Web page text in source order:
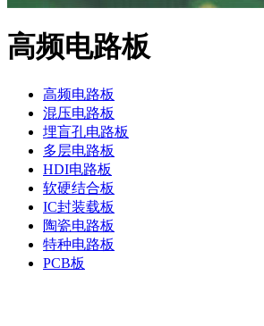
高频电路板
高频电路板
混压电路板
埋盲孔电路板
多层电路板
HDI电路板
软硬结合板
IC封装载板
陶瓷电路板
特种电路板
PCB板